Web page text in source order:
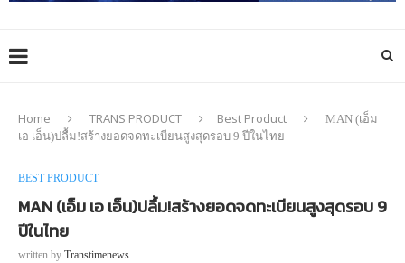
Home TRANS PRODUCT Best Product
MAN (เอ็ม
เอ เอ็น)ปลื้ม!สร้างยอดจดทะเบียนสูงสุดรอบ 9 ปีในไทย
BEST PRODUCT
MAN (เอ็ม เอ เอ็น)ปลื้ม!สร้างยอดจดทะเบียนสูงสุดรอบ 9
ปีในไทย
written by Transtimenews